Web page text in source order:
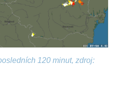
120 minut, zdroj: